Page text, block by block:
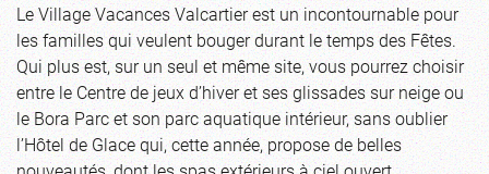
Le Village Vacances Valcartier est un incontournable pour
les familles qui veulent bouger durant le temps des Fêtes.
Qui plus est, sur un seul et même site, vous pourrez choisir
entre le Centre de jeux d’hiver et ses glissades sur neige ou
le Bora Parc et son parc aquatique intérieur, sans oublier
l’Hôtel de Glace qui, cette année, propose de belles